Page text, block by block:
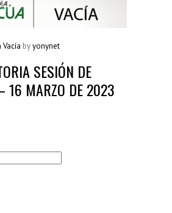
Resoluciones Concejo
(36)
Silla Vacía
Sin categoría(2)
byyonynet
SESIÓN DE
16 MARZO DE 2023